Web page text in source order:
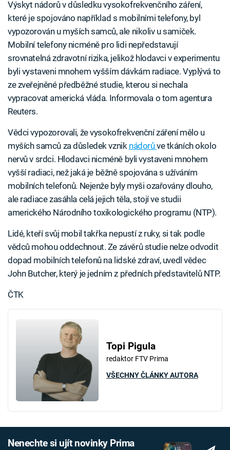
Výskyt nádorů v důsledku vysokofrekvenčního záření,
které je spojováno například s mobilními telefony, byl
vypozorován u myších samců, ale nikoliv u samiček.
Mobilní telefony nicméně pro lidi nepředstavují
srovnatelná zdravotní rizika, jelikož hlodavci v experimentu
byli vystaveni mnohem vyšším dávkám radiace. Vyplývá to
ze zveřejněné předběžné studie, kterou si nechala
vypracovat americká vláda. Informovala o tom agentura
Reuters.
Vědci vypozorovali, že vysokofrekvenční záření mělo u
myších samců za důsledek vznik nádorůve tkáních okolo
nervů v srdci. Hlodavci nicméně byli vystaveni mnohem
vyšší radiaci, než jaká je běžně spojována s užíváním
mobilních telefonů. Nejenže byly myši ozařovány dlouho,
ale radiace zasáhla celá jejich těla, stojí ve studii
amerického Národního toxikologického programu (NTP).
Lidé, kteří svůj mobil takřka nepustí z ruky, si tak podle
vědců mohou oddechnout. Ze závěrů studie nelze odvodit
dopad mobilních telefonů na lidské zdraví, uvedl vědec
John Butcher, který je jedním z předních představitelů NTP.
ČTK
Topi Pigula
redaktor FTV Prima
VŠECHNY ČLÁNKY AUTORA
Nenechte si ujít novinky Prima